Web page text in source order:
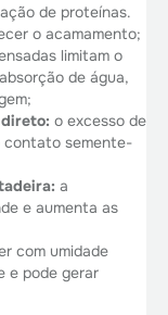
de proteínas.
o acamamento;
limitam o
de água,
o excesso de
contato semente-
a
e aumenta as
com umidade
e pode gerar